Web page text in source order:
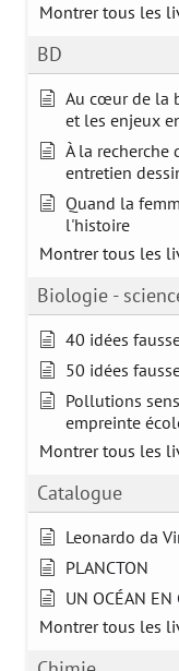
Montrer tous les
BD
Au cœur de la
et les enjeux
À la recherche
entretien
Quand la
l'histoire
Montrer tous les
Biologie -
40 idées
50 idées
Pollutions
empreinte
Montrer tous les
Catalogue
Leonardo da
PLANCTON
UN OCÉAN
Montrer tous les